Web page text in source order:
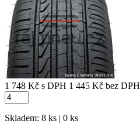
1 748 Kč s DPH 1 445 Kč bez DPH
Skladem: 8 ks | 0 ks